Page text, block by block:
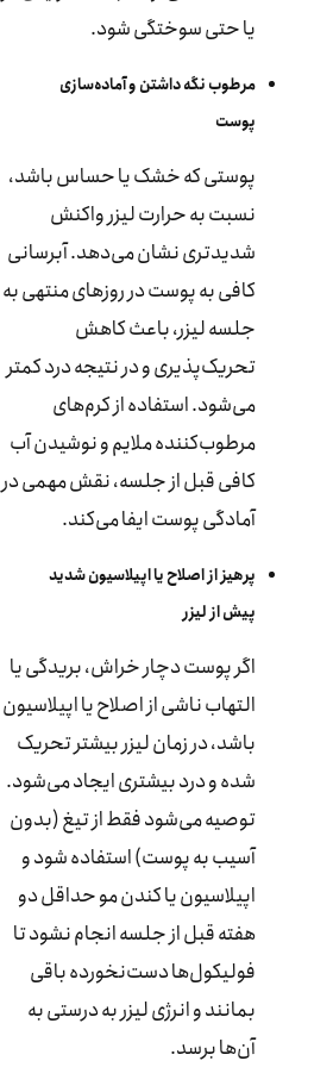
یا حتی سوختگی شود.
مرطوب نگه داشتن و آماده‌سازی
پوست
پوستی که خشک یا حساس باشد،
نسبت به حرارت لیزر واکنش
شدیدتری نشان می‌دهد. آبرسانی
کافی به پوست در روزهای منتهی به
جلسه لیزر، باعث کاهش
تحریک‌پذیری و در نتیجه درد کمتر
می‌شود. استفاده از کرم‌های
مرطوب‌کننده ملایم و نوشیدن آب
کافی قبل از جلسه، نقش مهمی در
آمادگی پوست ایفا می‌کند.
پرهیز از اصلاح یا اپیلاسیون شدید
پیش از لیزر
اگر پوست دچار خراش، بریدگی یا
التهاب ناشی از اصلاح یا اپیلاسیون
باشد، در زمان لیزر بیشتر تحریک
شده و درد بیشتری ایجاد می‌شود.
توصیه می‌شود فقط از تیغ (بدون
آسیب به پوست) استفاده شود و
اپیلاسیون یا کندن مو حداقل دو
هفته قبل از جلسه انجام نشود تا
فولیکول‌ها دست‌نخورده باقی
بمانند و انرژی لیزر به درستی به
آن‌ها برسد.